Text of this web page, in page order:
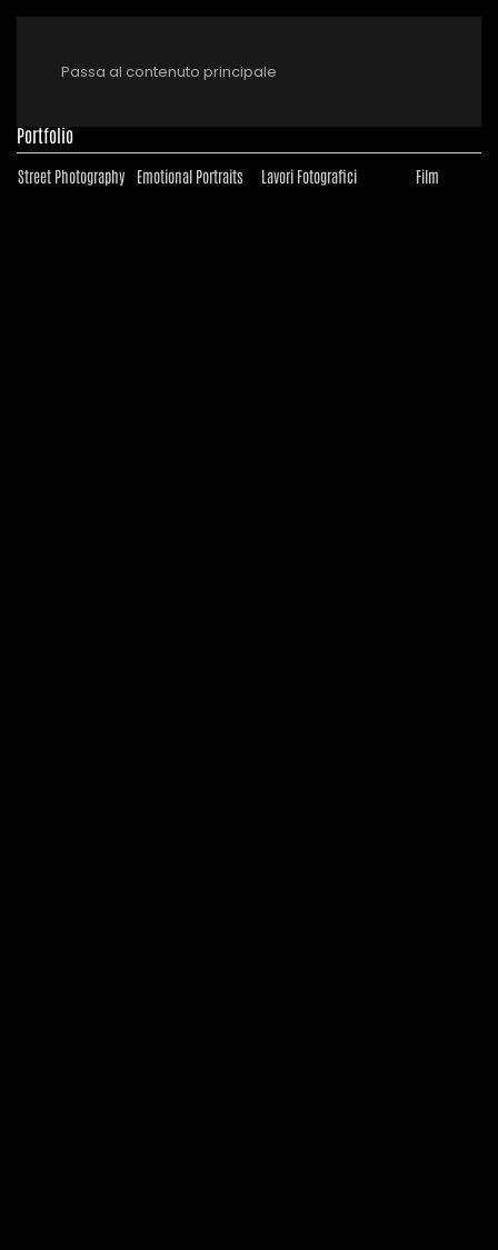
Passa al contenuto principale
Portfolio
Street Photography Emotional Portraits Lavori Fotografici Film